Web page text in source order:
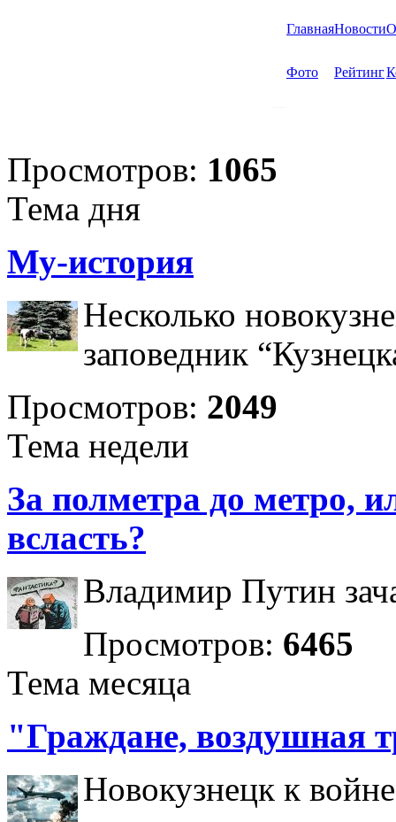
ГлавнаяНовости
Фото Рейтинг
Просмотров: 1065
Тема дня
Му-история
Несколько
заповедник
Просмотров: 2049
Тема недели
За полметра до метро,
всласть?
Владимир Путин
Просмотров: 6465
Тема месяца
"Граждане, воздушная
Новокузнецк к